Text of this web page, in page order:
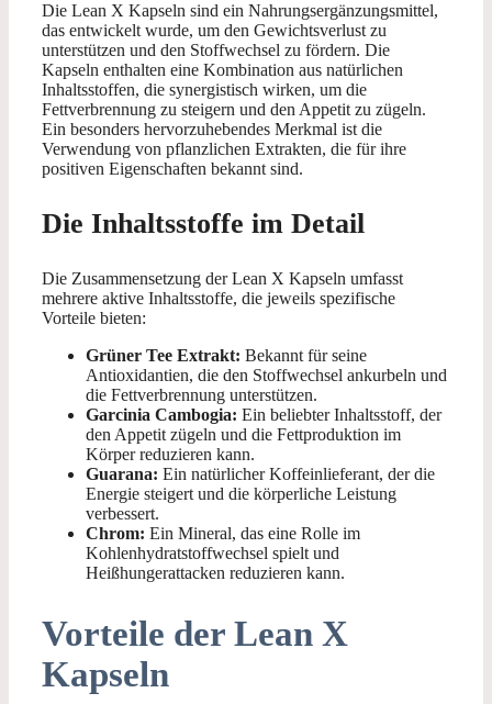
Die Lean X Kapseln sind ein Nahrungsergänzungsmittel,
das entwickelt wurde, um den Gewichtsverlust zu
unterstützen und den Stoffwechsel zu fördern. Die
Kapseln enthalten eine Kombination aus natürlichen
Inhaltsstoffen, die synergistisch wirken, um die
Fettverbrennung zu steigern und den Appetit zu zügeln.
Ein besonders hervorzuhebendes Merkmal ist die
Verwendung von pflanzlichen Extrakten, die für ihre
positiven Eigenschaften bekannt sind.
Die Inhaltsstoffe im Detail
Die Zusammensetzung der Lean X Kapseln umfasst
mehrere aktive Inhaltsstoffe, die jeweils spezifische
Vorteile bieten:
Grüner Tee Extrakt: Bekannt für seine
Antioxidantien, die den Stoffwechsel ankurbeln und
die Fettverbrennung unterstützen.
Garcinia Cambogia: Ein beliebter Inhaltsstoff, der
den Appetit zügeln und die Fettproduktion im
Körper reduzieren kann.
Guarana: Ein natürlicher Koffeinlieferant, der die
Energie steigert und die körperliche Leistung
verbessert.
Chrom: Ein Mineral, das eine Rolle im
Kohlenhydratstoffwechsel spielt und
Heißhungerattacken reduzieren kann.
Vorteile der Lean X
Kapseln